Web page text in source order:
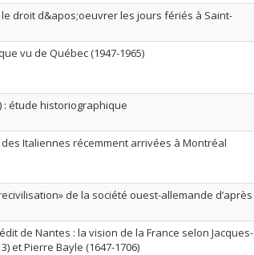
droit d&apos;oeuvrer les jours fériés à Saint-
vu de Québec (1947-1965)
: étude historiographique
Italiennes récemment arrivées à Montréal
de la société ouest-allemande d’après
de Nantes : la vision de la France selon Jacques-
et Pierre Bayle (1647-1706)